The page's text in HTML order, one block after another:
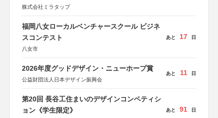
株式会社ミラタップ
福岡八女ローカルベンチャースクール ビジネ
スコンテスト
八女市
あと 17 日
2026年度グッドデザイン・ニューホープ賞
公益財団法人日本デザイン振興会
あと 11 日
第20回 長谷工住まいのデザインコンペティシ
ョン《学生限定》
あと 91 日